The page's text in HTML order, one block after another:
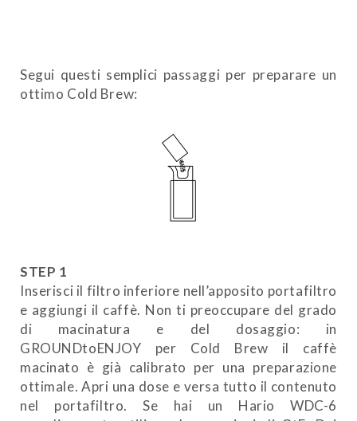
Segui questi semplici passaggi per preparare un
ottimo Cold Brew:
STEP 1
Inserisci il filtro inferiore nell’apposito portafiltro
e aggiungi il caffè. Non ti preoccupare del grado
di macinatura e del dosaggio: in
GROUNDtoENJOY per Cold Brew il caffè
macinato è già calibrato per una preparazione
ottimale. Apri una dose e versa tutto il contenuto
nel portafiltro. Se hai un Hario WDC-6